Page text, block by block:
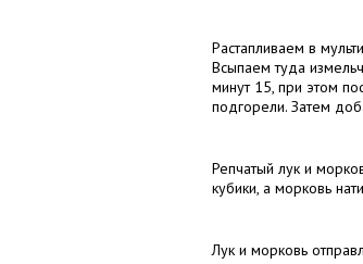
Растапливаем в
Всыпаем туда
минут 15, при этом
подгорели. Затем
Репчатый лук и
кубики, а морковь
Лук и морковь